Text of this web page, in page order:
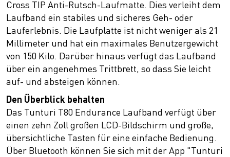
Cross TIP Anti-Rutsch-Laufmatte. Dies verleiht dem
Laufband ein stabiles und sicheres Geh- oder
Lauferlebnis. Die Laufplatte ist nicht weniger als 21
Millimeter und hat ein maximales Benutzergewicht
von 150 Kilo. Darüber hinaus verfügt das Laufband
über ein angenehmes Trittbrett, so dass Sie leicht
auf- und absteigen können.
Den Überblick behalten
Das Tunturi T80 Endurance Laufband verfügt über
einen zehn Zoll großen LCD-Bildschirm und große,
übersichtliche Tasten für eine einfache Bedienung.
Über Bluetooth können Sie sich mit der App "Tunturi